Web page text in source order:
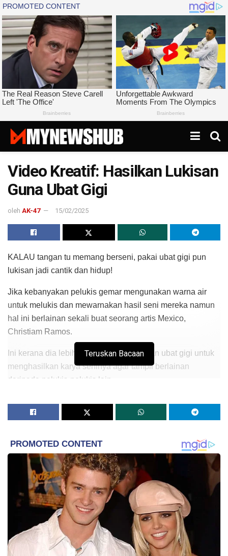
Video Kreatif: Hasilkan Lukisan
Guna Ubat Gigi
oleh AK-47 15/02/2025
KALAU tangan tu memang berseni, pakai ubat gigi pun
lukisan jadi cantik dan hidup!
Jika kebanyakan pelukis gemar mengunakan warna air
untuk melukis dan mewarnakan hasil seni mereka namun
hal ini berlainan sekali buat seorang artis Mexico,
Christiam Ramos.
Ini kerana dia lebih senang menggunakan ubat gigi untuk
menghasilkan karya seninya agar tampil berlainan
daripada pelukis-pelukis lain.
Jom tonton video Christiam menghasilkan potret mendiang
pelbagai warna, sebuah kanvas putih dan beberapa berus
lukisan. –MYNEWSHUB.CC
Teruskan Bacaan